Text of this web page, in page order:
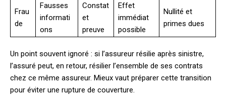
Frau
de
Fausses
informati
ons
Constat
et
preuve
Effet
immédiat
possible
Nullité et
primes dues
Un point souvent ignoré : si l’assureur résilie après sinistre,
l’assuré peut, en retour, résilier l’ensemble de ses contrats
chez ce même assureur. Mieux vaut préparer cette transition
pour éviter une rupture de couverture.